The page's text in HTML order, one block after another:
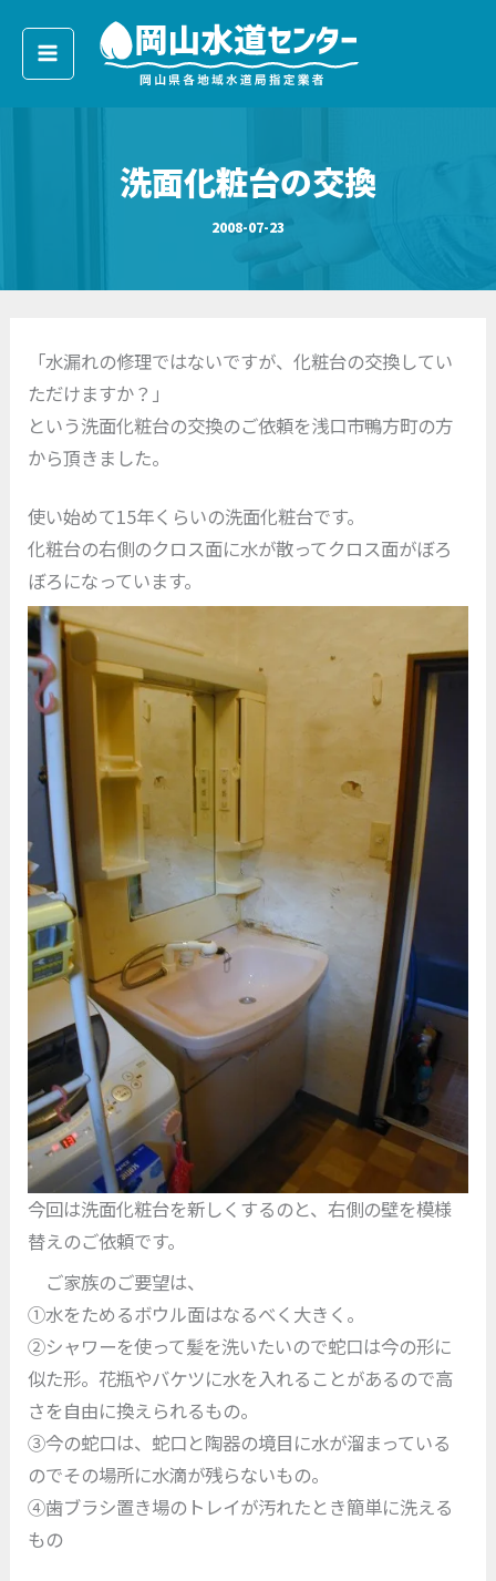
洗面化粧台の交換
2008-07-23
「水漏れの修理ではないですが、化粧台の交換してい
ただけますか？」
という洗面化粧台の交換のご依頼を浅口市鴨方町の方
から頂きました。
使い始めて15年くらいの洗面化粧台です。
化粧台の右側のクロス面に水が散ってクロス面がぼろ
ぼろになっています。
今回は洗面化粧台を新しくするのと、右側の壁を模様
替えのご依頼です。
ご家族のご要望は、
①水をためるボウル面はなるべく大きく。
②シャワーを使って髪を洗いたいので蛇口は今の形に
似た形。花瓶やバケツに水を入れることがあるので高
さを自由に換えられるもの。
③今の蛇口は、蛇口と陶器の境目に水が溜まっている
のでその場所に水滴が残らないもの。
④歯ブラシ置き場のトレイが汚れたとき簡単に洗える
もの
ー
カ
イ